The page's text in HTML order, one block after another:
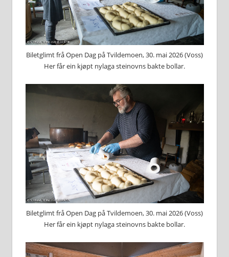
Biletglimt frå Open Dag på Tvildemoen, 30. mai 2026 (Voss)
Her får ein kjøpt nylaga steinovns bakte bollar.
Biletglimt frå Open Dag på Tvildemoen, 30. mai 2026 (Voss)
Her får ein kjøpt nylaga steinovns bakte bollar.